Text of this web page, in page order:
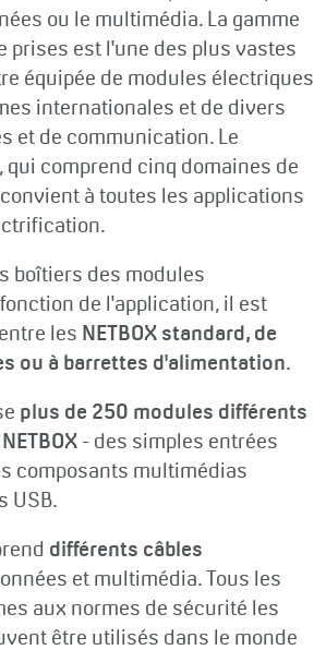
ou le multimédia. La gamme
prises est l'une des plus vastes
équipée de modules électriques
internationales et de divers
et de communication. Le
comprend cinq domaines de
à toutes les applications
boîtiers des modules
de l'application, il est
les NETBOX standard, de
ou à barrettes d'alimentation.
plus de 250 modules différents
- des simples entrées
composants multimédias
USB.
différents câbles
et multimédia. Tous les
aux normes de sécurité les
être utilisés dans le monde